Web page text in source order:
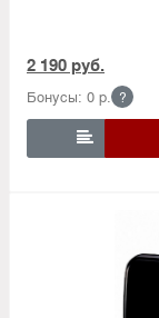
2 190 руб.
Бонусы: 0 р. ?
